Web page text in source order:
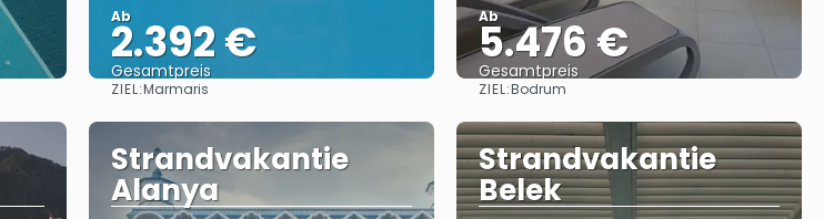
Ab
2.392 €
Gesamtpreis
ZIEL:Marmaris
Ab
5.476 €
Gesamtpreis
ZIEL:Bodrum
Strandvakantie
Alanya
Strandvakantie
Belek